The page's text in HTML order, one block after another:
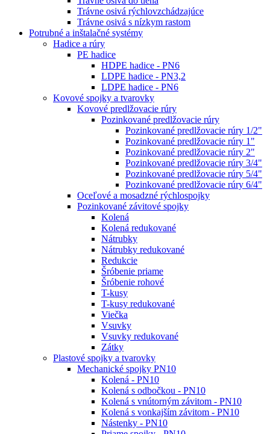
Trávne osivá rýchlovzchádzajúce
Trávne osivá s nízkym rastom
Potrubné a inštalačné systémy
Hadice a rúry
PE hadice
HDPE hadice - PN6
LDPE hadice - PN3,2
LDPE hadice - PN6
Kovové spojky a tvarovky
Kovové predlžovacie rúry
Pozinkované predlžovacie rúry
Pozinkované predlžovacie rúry 1/2"
Pozinkované predlžovacie rúry 1"
Pozinkované predlžovacie rúry 2"
Pozinkované predlžovacie rúry 3/4"
Pozinkované predlžovacie rúry 5/4"
Pozinkované predlžovacie rúry 6/4"
Oceľové a mosadzné rýchlospojky
Pozinkované závitové spojky
Kolená
Kolená redukované
Nátrubky
Nátrubky redukované
Redukcie
Šróbenie priame
Šróbenie rohové
T-kusy
T-kusy redukované
Viečka
Vsuvky
Vsuvky redukované
Zátky
Plastové spojky a tvarovky
Mechanické spojky PN10
Kolená - PN10
Kolená s odbočkou - PN10
Kolená s vnútorným závitom - PN10
Kolená s vonkajším závitom - PN10
Nástenky - PN10